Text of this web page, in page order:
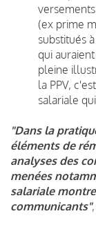
(ex prime
substitués
qui
pleine
la PPV,
salariale
"Dans la
éléments de
analyses des
menées
salariale
communicants"